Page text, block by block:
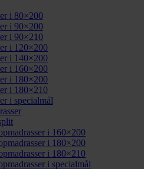
i 80×200
i 90×200
i 90×210
i 120×200
i 140×200
i 160×200
i 180×200
i 180×210
i specialmål
i 160×200
i 180×200
i 180×210
i specialmål